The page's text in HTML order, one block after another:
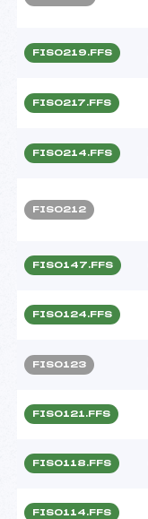
FIS0219.FFS
FIS0217.FFS
FIS0214.FFS
FIS0212
FIS0147.FFS
FIS0124.FFS
FIS0123
FIS0121.FFS
FIS0118.FFS
FIS0114.FFS